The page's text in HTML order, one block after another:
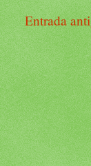
Entrada